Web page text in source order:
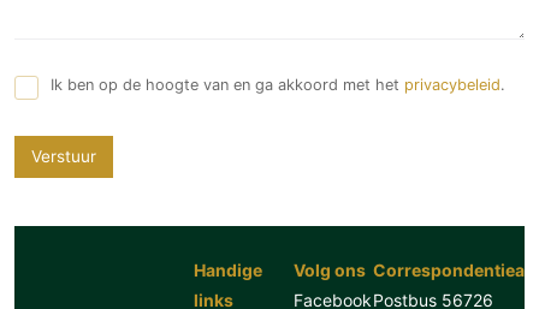
Ik ben op de hoogte van en ga akkoord met het privacybeleid.
Verstuur
Handige
links
Volg ons
FacebookPostbus 56726